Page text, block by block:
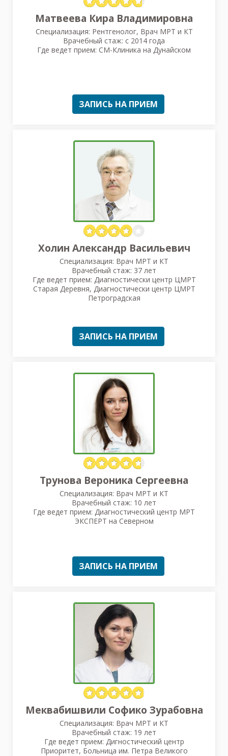
Матвеева Кира Владимировна
Специализация: Рентгенолог, Врач МРТ и КТ
Врачебный стаж: с 2014 года
Где ведет прием: СМ-Клиника на Дунайском
ЗАПИСЬ НА ПРИЕМ
Холин Александр Васильевич
Специализация: Врач МРТ и КТ
Врачебный стаж: 37 лет
Где ведет прием: Диагностически центр ЦМРТ
Старая Деревня, Диагностически центр ЦМРТ
Петроградская
ЗАПИСЬ НА ПРИЕМ
Трунова Вероника Сергеевна
Специализация: Врач МРТ и КТ
Врачебный стаж: 10 лет
Где ведет прием: Диагностический центр МРТ
ЭКСПЕРТ на Северном
ЗАПИСЬ НА ПРИЕМ
Меквабишвили Софико Зурабовна
Специализация: Врач МРТ и КТ
Врачебный стаж: 19 лет
Где ведет прием: Дигностический центр
Приоритет, Больница им. Петра Великого